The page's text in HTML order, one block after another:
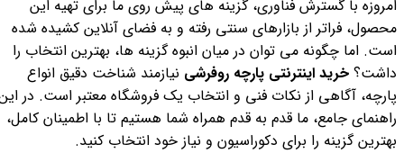
امروزه با گسترش فناوری، گزینه های پیش روی ما برای تهیه این
محصول، فراتر از بازارهای سنتی رفته و به فضای آنلاین کشیده شده
است. اما چگونه می توان در میان انبوه گزینه ها، بهترین انتخاب را
داشت؟ خرید اینترنتی پارچه روفرشی نیازمند شناخت دقیق انواع
پارچه، آگاهی از نکات فنی و انتخاب یک فروشگاه معتبر است. در
راهنمای جامع، ما قدم به قدم همراه شما هستیم تا با اطمینان کامل،
بهترین گزینه را برای دکوراسیون و نیاز خود انتخاب کنید.